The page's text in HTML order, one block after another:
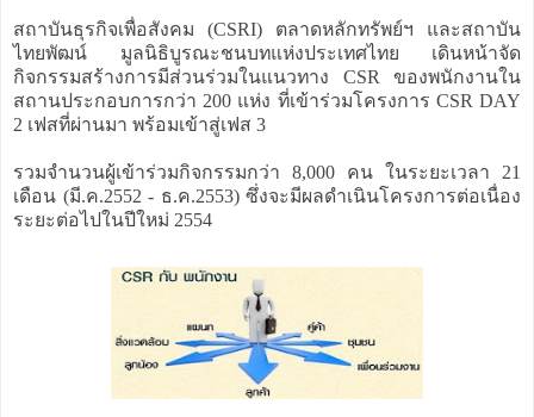
สถาบันธุรกิจเพื่อสังคม (CSRI) ตลาดหลักทรัพย์ฯ และสถาบัน
ไทยพัฒน์ มูลนิธิบูรณะชนบทแห่งประเทศไทย เดินหน้าจัด
กิจกรรมสร้างการมีส่วนร่วมในแนวทาง CSR ของพนักงานใน
สถานประกอบการกว่า 200 แห่ง ที่เข้าร่วมโครงการ CSR DAY
2 เฟสที่ผ่านมา พร้อมเข้าสู่เฟส 3
รวมจำนวนผู้เข้าร่วมกิจกรรมกว่า 8,000 คน ในระยะเวลา 21
เดือน (มี.ค.2552 - ธ.ค.2553) ซึ่งจะมีผลดำเนินโครงการต่อเนื่อง
ระยะต่อไปในปีใหม่ 2554